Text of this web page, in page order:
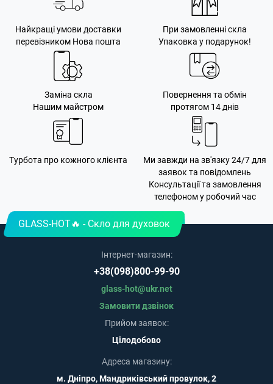
Найкращі умови доставки
перевізником Нова пошта
При замовленні скла
Упаковка у подарунок!
Заміна скла
Нашим майстром
Повернення та обмін
протягом 14 днів
Турбота про кожного клієнта
Ми завжди на зв'язку 24/7 для
заявок та повідомлень
Консультації та замовлення
телефоном у робочий час
GLASS-HOT🔥 - Скло для духовок
Інтернет-магазин:
+38(098)800-99-90
glass-hot@ukr.net
Замовити дзвінок
Прийом заявок:
Цілодобово
Адреса магазину:
м. Дніпро, Мандриківський провулок, 2